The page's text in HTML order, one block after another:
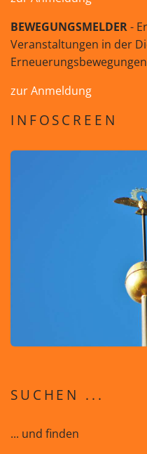
BEWEGUNGSMELDER-
Veranstaltungen in der
Erneuerungsbewegungen
zur Anmeldung
INFOSCREEN
SUCHEN ...
... und finden